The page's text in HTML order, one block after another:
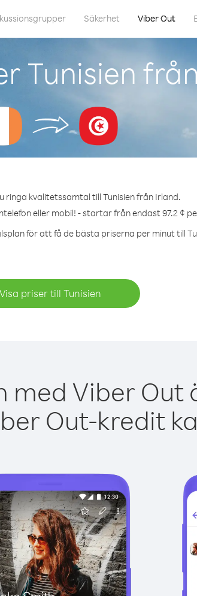
Säkerhet Viber Out
Tunisien
ringa kvalitetssamtal till Tunisien från Irland.
eller mobil! - startar från endast 97.2 ¢
för att få de bästa priserna per minut till
Visa priser till Tunisien
med Viber Out
Out-kredit